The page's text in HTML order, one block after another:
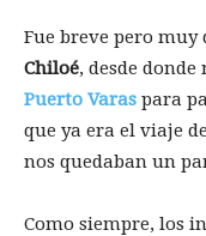
Fue breve pero
Chiloé, desde
Puerto Varas para
que ya era el viaje
nos quedaban un
Como siempre, los